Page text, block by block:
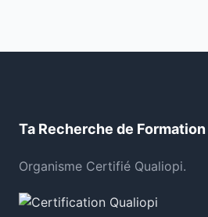
Ta Recherche de Formation
Organisme Certifié Qualiopi.